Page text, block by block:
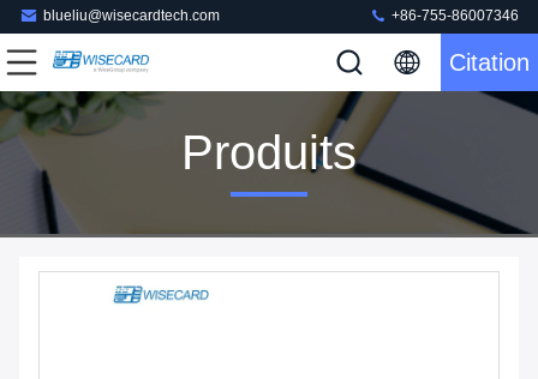
blueliu@wisecardtech.com +86-755-86007346
Citation
Produits